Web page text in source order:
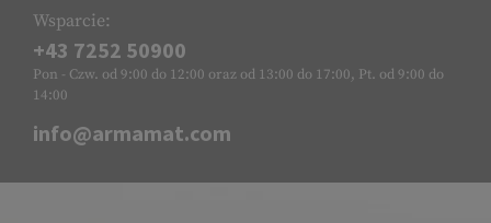
Wsparcie:
+43 7252 50900
Pon - Czw. od 9:00 do 12:00 oraz od 13:00 do 17:00, Pt. od 9:00 do
14:00
info@armamat.com